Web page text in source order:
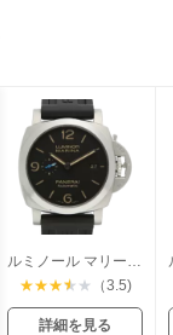
ルミノール マリーナ 1950 3デイズ アッチャイオ
★★★★ ★ （3.5)
詳細を見る